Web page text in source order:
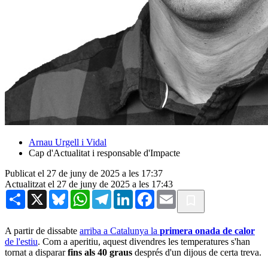
Arnau Urgell i Vidal
Cap d'Actualitat i responsable d'Impacte
Publicat el 27 de juny de 2025 a les 17:37
Actualitzat el 27 de juny de 2025 a les 17:43
Share X BlueskyWhatsAppTelegramLinkedInFacebook
Email
A partir de dissabte arriba a Catalunya la primera onada de calor
de l'estiu. Com a aperitiu, aquest divendres les temperatures s'han
tornat a dispararfins als 40 graus després d'un dijous de certa treva.